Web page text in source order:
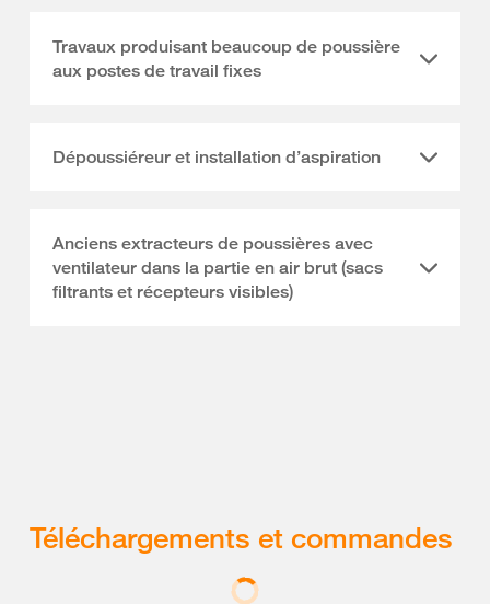
Travaux produisant beaucoup de poussière
aux postes de travail fixes
Dépoussiéreur et installation d’aspiration
Anciens extracteurs de poussières avec
ventilateur dans la partie en air brut (sacs
filtrants et récepteurs visibles)
Téléchargements et commandes